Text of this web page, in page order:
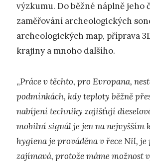
výzkumu. Do běžné náplně jeho
zaměřování archeologických
archeologických map, příprava
krajiny a mnoho dalšího.
„Práce v těchto, pro Evropana,
podmínkách, kdy teploty běžně
nabíjení techniky zajišťují
mobilní signál je jen na nejvyšším
hygiena je prováděna v řece Nil,
zajímavá, protože máme možnost